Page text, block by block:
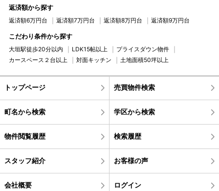
返済額から探す
返済額6万円台 返済額7万円台 返済額8万円台 返済額9万円台
こだわり条件から探す
大垣駅徒歩20分以内 LDK15帖以上
プライスダウン物件
カースペース２台以上
対面キッチン 土地面積50坪以上
トップページ 売買物件検索
町名から検索 学区から検索
物件閲覧履歴 検索履歴
スタッフ紹介 お客様の声
会社概要 ログイン